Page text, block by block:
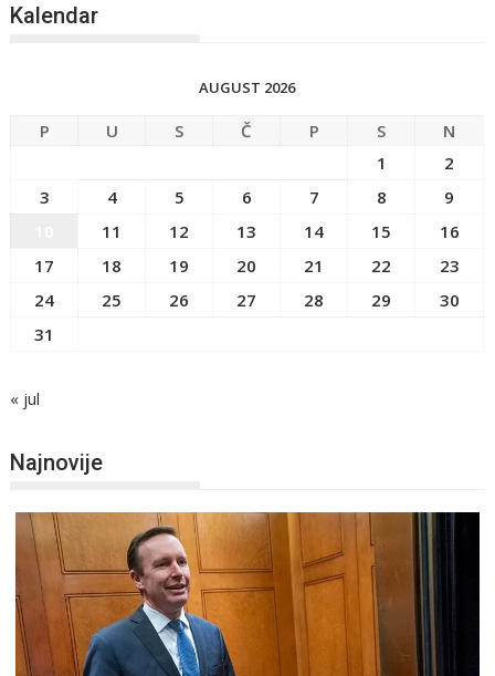
Kalendar
AUGUST 2026
P U S Č P S
N
1
2
3
4 5 6 7 8
9
11 12 13 14 15
16
17
18 19 20 21 22
23
24
25 26 27 28 29
30
31
« jul
Najnovije